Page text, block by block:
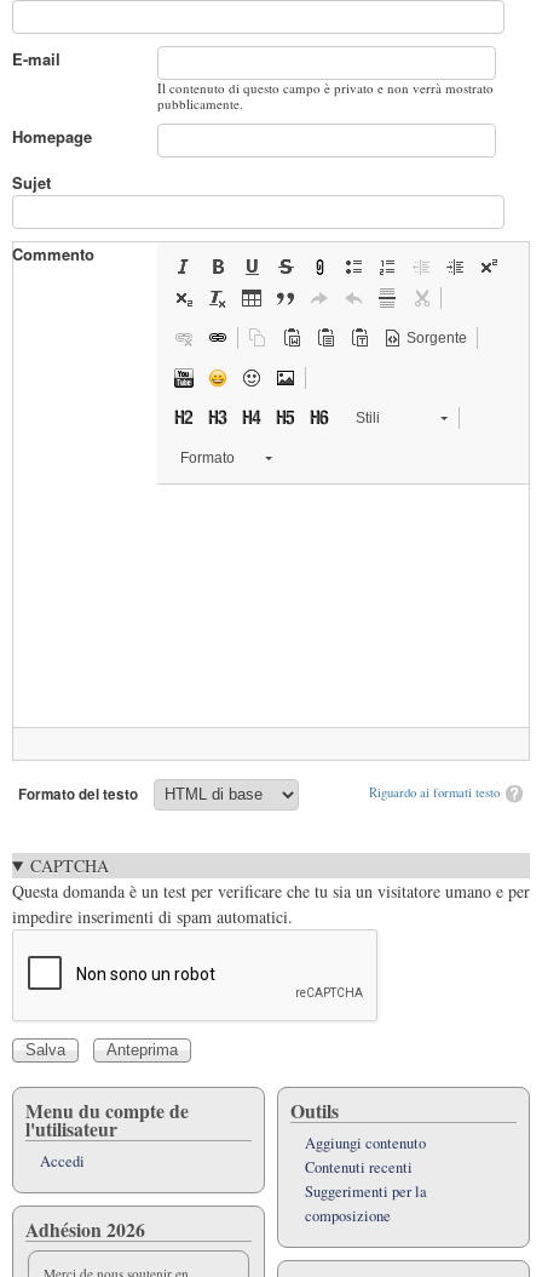
E-mail
Il contenuto di questo campo è privato e non verrà mostrato
pubblicamente.
Homepage
Sujet
Commento
Sorgente
Stili
Formato
Riguardo ai formati testo
Formato del testo
CAPTCHA
Questa domanda è un test per verificare che tu sia un visitatore umano e per
impedire inserimenti di spam automatici.
Menu du compte de
l'utilisateur
Accedi
Adhésion 2026
Outils
Aggiungi contenuto
Contenuti recenti
Suggerimenti per la
composizione